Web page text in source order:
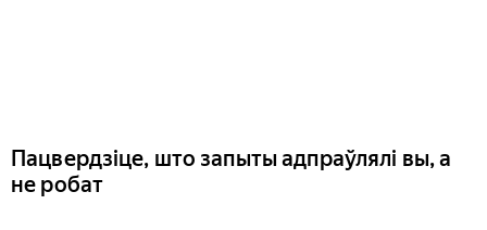
Пацвердзіце, што запыты адпраўлялі вы, а
не робат